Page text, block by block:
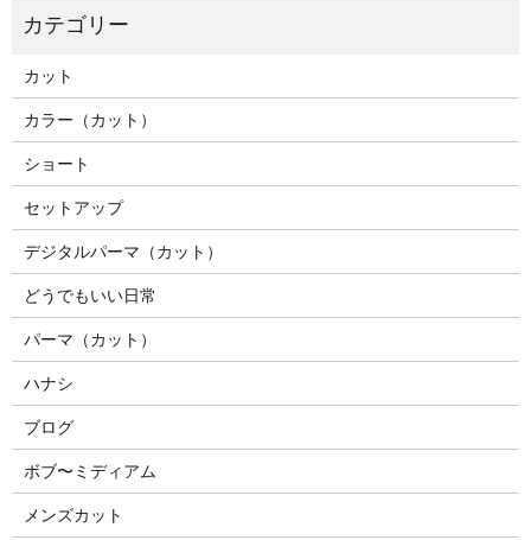
カット
カラー（カット）
ショート
セットアップ
デジタルパーマ（カット）
どうでもいい日常
パーマ（カット）
ハナシ
ブログ
ボブ〜ミディアム
メンズカット